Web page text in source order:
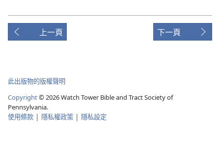
上一頁 下一頁
此出版物的版權聲明
Copyright© 2026Watch Tower Bible and Tract Society of
Pennsylvania.
使用條款 | 隱私權政策 | 隱私設定